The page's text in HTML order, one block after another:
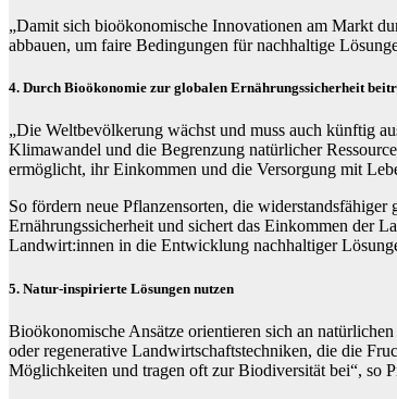
„Damit sich bioökonomische Innovationen am Markt
abbauen, um faire Bedingungen für nachhaltige
4. Durch Bioökonomie zur globalen Ernährungssicherheit
„Die Weltbevölkerung wächst und muss auch künftig
Klimawandel und die Begrenzung natürlicher
ermöglicht, ihr Einkommen und die Versorgung mit
So fördern neue Pflanzensorten, die
Ernährungssicherheit und sichert das Einkommen der
Landwirt:innen in die Entwicklung nachhaltiger
5. Natur-inspirierte Lösungen nutzen
Bioökonomische Ansätze orientieren sich an
oder regenerative Landwirtschaftstechniken, die die
Möglichkeiten und tragen oft zur Biodiversität bei“, so